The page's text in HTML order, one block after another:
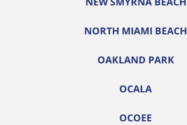
NORTH MIAMI BEACH
OAKLAND PARK
OCALA
OCOEE